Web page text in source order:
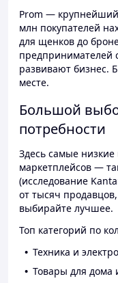
Prom —
млн покупателей
для щенков до
предпринимателей
развивают бизнес.
месте.
Большой
потребности
Здесь самые
маркетплейсов —
(исследование
от тысяч
выбирайте лучшее.
Топ категорий по
Техника и
Товары для дома